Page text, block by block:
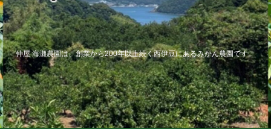
仲屋 海瀬農園は、創業から200年以上続く西伊豆にあるみかん農園です。